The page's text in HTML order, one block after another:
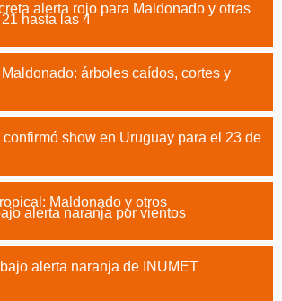
alerta rojo para Maldonado y otras
hasta las 4
árboles caídos, cortes y
confirmó show en Uruguay para el 23 de
Maldonado y otros
alerta naranja por vientos
alerta naranja de INUMET